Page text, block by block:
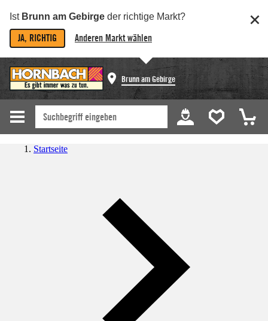
Ist Brunn am Gebirge der richtige Markt?
JA, RICHTIG Anderen Markt wählen
Brunn am Gebirge
Startseite